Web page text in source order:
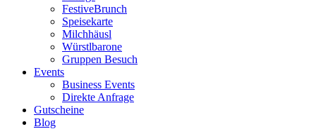
FestiveBrunch
Speisekarte
Milchhäusl
Würstlbarone
Gruppen Besuch
Events
Business Events
Direkte Anfrage
Gutscheine
Blog